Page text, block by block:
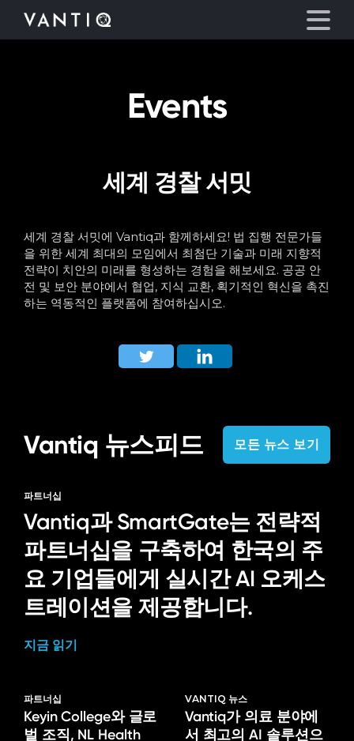
회사
리소스
Events
세계 경찰 서밋
세계 경찰 서밋에 Vantiq과 함께하세요! 법 집행 전문가들
을 위한 세계 최대의 모임에서 최첨단 기술과 미래 지향적
전략이 치안의 미래를 형성하는 경험을 해보세요. 공공 안
전 및 보안 분야에서 협업, 지식 교환, 획기적인 혁신을 촉진
하는 역동적인 플랫폼에 참여하십시오.
Vantiq 뉴스피드 모든 뉴스 보기
파트너십
Vantiq과 SmartGate는 전략적
파트너십을 구축하여 한국의 주
요 기업들에게 실시간 AI 오케스
트레이션을 제공합니다.
지금 읽기
파트너십
Keyin College와 글로
벌 조직, NL Health
VANTIQ 뉴스
Vantiq가 의료 분야에
서 최고의 AI 솔루션으